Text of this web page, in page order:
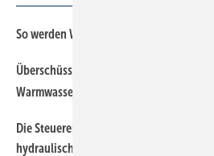
So werden Wärmepumpen
Ü berschüssigen PV-Strom nutzen:
Warmwasserbereitung
Di e Steuererklärung der Heizungswelt:
hydraulischen Abgleich wissen müssen